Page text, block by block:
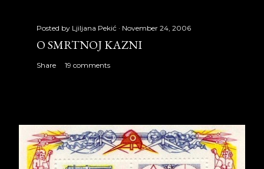
Posted by Ljiljana Pekić November 24, 2006
O SMRTNOJ KAZNI
Share 19 comments